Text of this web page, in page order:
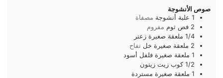
صوص الأنشوجة
1 علبة أنشوجة مصفاة
2 فص ثوم مفروم
1/4 ملعقة صغيرة زعتر
2 ملعقة صغيرة خل تفاح
1 ملعقة صغيرة فلفل أسود
1/2 كوب زيت زيتون
1 ملعقة صغيرة مستردة